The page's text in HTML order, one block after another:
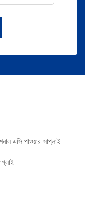
এসি পাওয়ার সাপ্লাই